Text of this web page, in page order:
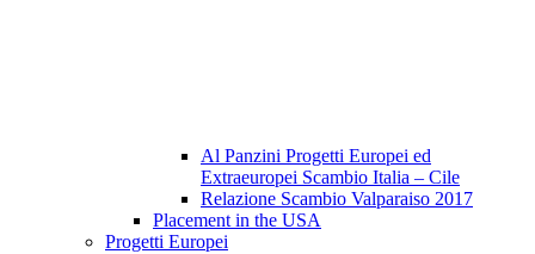
Al Panzini Progetti Europei ed
Extraeuropei Scambio Italia – Cile
Relazione Scambio Valparaiso 2017
Placement in the USA
Progetti Europei